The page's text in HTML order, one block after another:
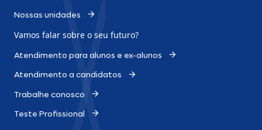
Nossas unidades
Vamos falar sobre o seu futuro?
Atendimento para alunos e ex-alunos
Atendimento a candidatos
Trabalhe conosco
Teste Profissional